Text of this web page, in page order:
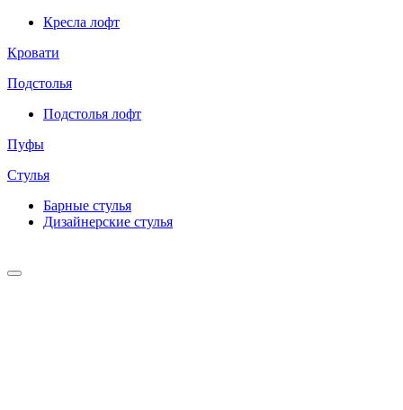
Кресла лофт
Кровати
Подстолья
Подстолья лофт
Пуфы
Стулья
Барные cтулья
Дизайнерские cтулья